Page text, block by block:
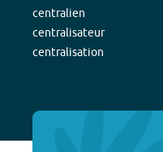
centralien
centralisateur
centralisation